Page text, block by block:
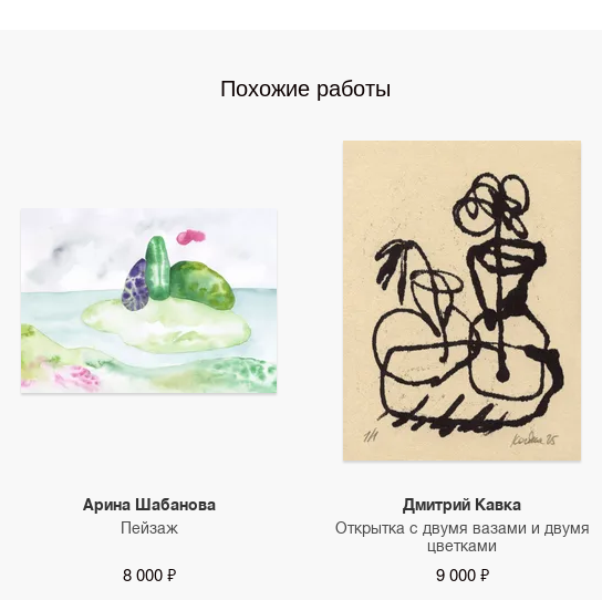
Похожие работы
Арина Шабанова
Пейзаж
8 000 ₽
Дмитрий Кавка
Открытка с двумя вазами и двумя
цветками
9 000 ₽